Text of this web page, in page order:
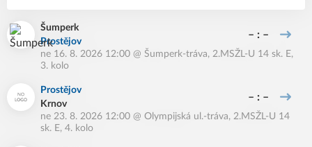
Šumperk
Prostějov
– : –
ne 16. 8. 2026 12:00 @ Šumperk-tráva, 2.MSŽL-U 14 sk. E,
3. kolo
Prostějov
Krnov
– : –
ne 23. 8. 2026 12:00 @ Olympijská ul.-tráva, 2.MSŽL-U 14
sk. E, 4. kolo